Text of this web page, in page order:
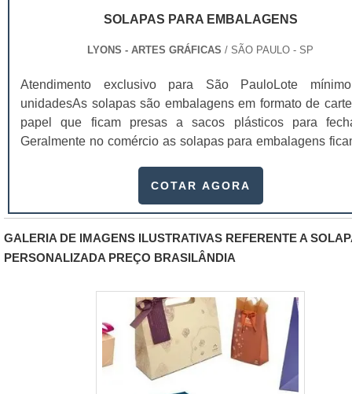
dê uma identificação perfeita para o seu produto..
SOLAPAS PARA EMBALAGENS
LYONS - ARTES GRÁFICAS / SÃO PAULO - SP
Atendimento exclusivo para São PauloLote
unidadesAs solapas são embalagens em formato de
papel que ficam presas a sacos plásticos para
Geralmente no comércio as solapas para embalagens
maneira exclusiva e personalizada. Geralmente estas
possuem informações acerca do produto, s.
COTAR AGORA
GALERIA DE IMAGENS ILUSTRATIVAS REFERENTE A
PERSONALIZADA PREÇO BRASILÂNDIA